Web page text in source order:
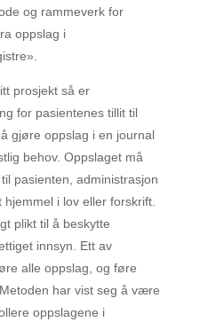
og rammeverk for
oppslag i
prosjekt så er
for pasientenes tillit til
gjøre oppslag i en journal
behov. Oppslaget må
pasienten, administrasjon
i lov eller forskrift.
plikt til å beskytte
innsyn. Ett av
alle oppslag, og føre
har vist seg å være
oppslagene i